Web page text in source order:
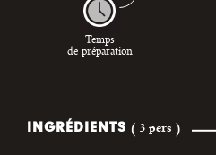
Temps
de préparation
INGRÉDIENTS ( 3 pers )